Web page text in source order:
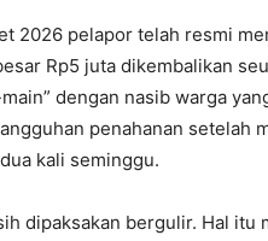
2026 pelapor telah resmi
Rp5 juta dikembalikan
dengan nasib warga
penahanan setelah
kali seminggu.
dipaksakan bergulir. Hal